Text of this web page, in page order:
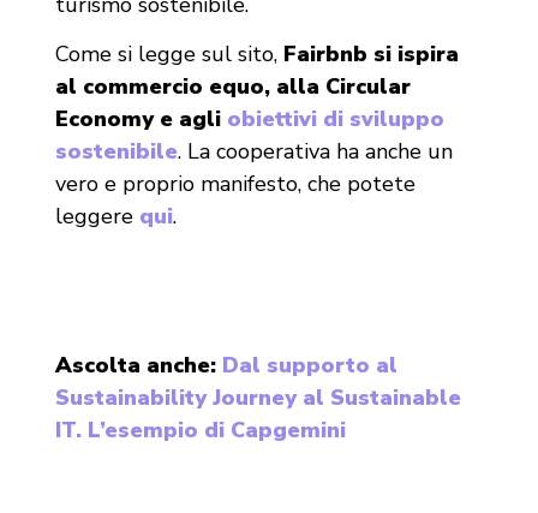
Come si legge sul sito, Fairbnb si ispira
al commercio equo, alla Circular
Economy e agli obiettivi di sviluppo
sostenibile. La cooperativa ha anche un
vero e proprio manifesto, che potete
leggere qui.
Ascolta anche: Dal supporto al
Sustainability Journey al Sustainable
IT. L’esempio di Capgemini